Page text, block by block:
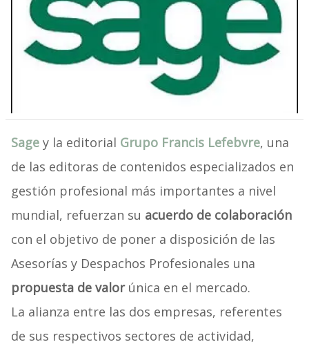
Sagey la editorial Grupo Francis Lefebvre, una
de las editoras de contenidos especializados en
gestión profesional más importantes a nivel
mundial, refuerzan su acuerdo de colaboración
con el objetivo de poner a disposición de las
Asesorías y Despachos Profesionales una
propuesta de valorúnica en el mercado.
La alianza entre las dos empresas, referentes
de sus respectivos sectores de actividad,